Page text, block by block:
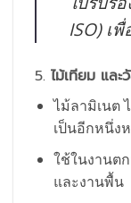
ISO) เ
5. ไม้เทียม แล
ไม้ลามิเนต
เป็นอีกหนึ่ง
ใช้ในงานต
และงานพื้น